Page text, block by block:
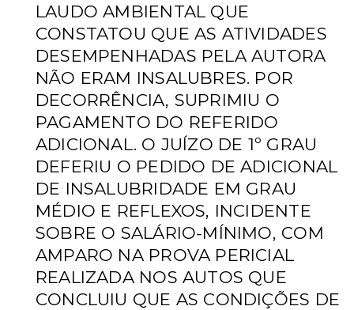
LAUDO AMBIENTAL QUE
CONSTATOU QUE AS ATIVIDADES
DESEMPENHADAS PELA AUTORA
NÃO ERAM INSALUBRES. POR
DECORRÊNCIA, SUPRIMIU O
PAGAMENTO DO REFERIDO
ADICIONAL. O JUÍZO DE 1º GRAU
DEFERIU O PEDIDO DE ADICIONAL
DE INSALUBRIDADE EM GRAU
MÉDIO E REFLEXOS, INCIDENTE
SOBRE O SALÁRIO-MÍNIMO, COM
AMPARO NA PROVA PERICIAL
REALIZADA NOS AUTOS QUE
CONCLUIU QUE AS CONDIÇÕES DE